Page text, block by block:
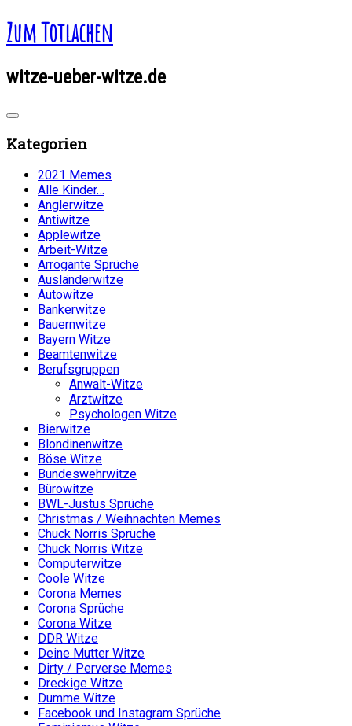
Zum Totlachen
witze-ueber-witze.de
Kategorien
2021 Memes
Alle Kinder…
Anglerwitze
Antiwitze
Applewitze
Arbeit-Witze
Arrogante Sprüche
Ausländerwitze
Autowitze
Bankerwitze
Bauernwitze
Bayern Witze
Beamtenwitze
Berufsgruppen
Anwalt-Witze
Arztwitze
Psychologen Witze
Bierwitze
Blondinenwitze
Böse Witze
Bundeswehrwitze
Bürowitze
BWL-Justus Sprüche
Christmas / Weihnachten Memes
Chuck Norris Sprüche
Chuck Norris Witze
Computerwitze
Coole Witze
Corona Memes
Corona Sprüche
Corona Witze
DDR Witze
Deine Mutter Witze
Dirty / Perverse Memes
Dreckige Witze
Dumme Witze
Facebook und Instagram Sprüche